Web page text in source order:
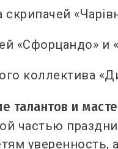
скрипачей
«Сфорцандо» и
коллектива
талантов и
частью